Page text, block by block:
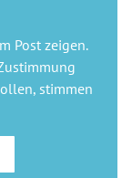
Postzeigen.
stimmen